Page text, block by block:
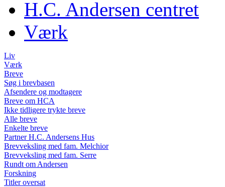
H.C. Andersen centret
Værk
Liv
Værk
Breve
Søg i brevbasen
Afsendere og modtagere
Breve om HCA
Ikke tidligere trykte breve
Alle breve
Enkelte breve
Partner H.C. Andersens Hus
Brevveksling med fam. Melchior
Brevveksling med fam. Serre
Rundt om Andersen
Forskning
Titler oversat